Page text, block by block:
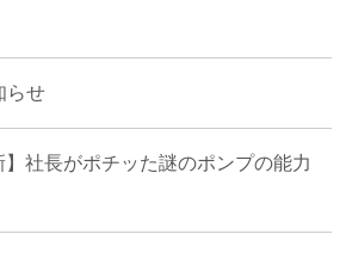
らせ
】社長がポチッた謎のポンプの能力